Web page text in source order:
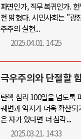
파면인가, 직무복귀인가.
전 밝혔다. 시민사회는 "광
주주의 실현...
2025.04.01. 14:25
극우주의와 단절할
탄핵 심리 100일을 넘도록
궤변과 억지가 더욱 확산되
은 자가 있다면 더 심각...
2025.03.21. 14:33